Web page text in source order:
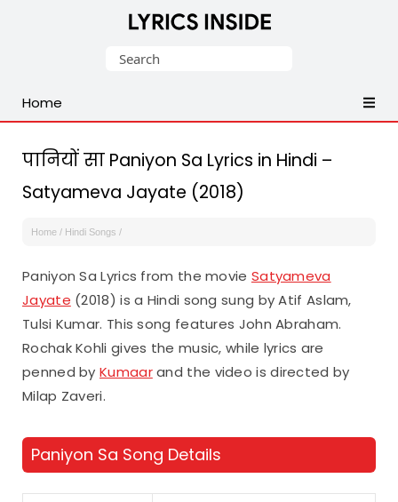
Malayalam,
English,
Songs
Lyrics
Search
Home
पानियों सा Paniyon Sa Lyrics in Hindi –
Satyameva Jayate (2018)
Home / Hindi Songs /
Paniyon Sa Lyrics from the movie Satyameva
Jayate (2018) is a Hindi song sung by Atif Aslam,
Tulsi Kumar. This song features John Abraham.
Rochak Kohli gives the music, while lyrics are
penned byKumaarand the video is directed by
Milap Zaveri.
Paniyon Sa Song Details